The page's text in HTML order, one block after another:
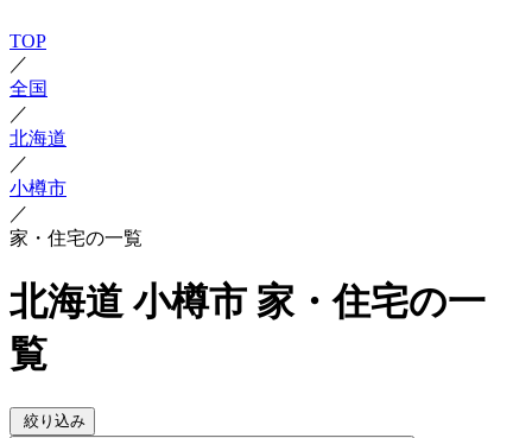
TOP
／
全国
／
北海道
／
小樽市
／
家・住宅の一覧
北海道 小樽市 家・住宅の一
覧
絞り込み